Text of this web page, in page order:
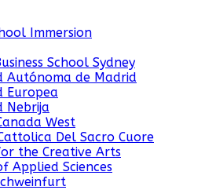
Immersion
School Sydney
Autónoma de Madrid
Europea
Nebrija
West
Del Sacro Cuore
the Creative Arts
Applied Sciences